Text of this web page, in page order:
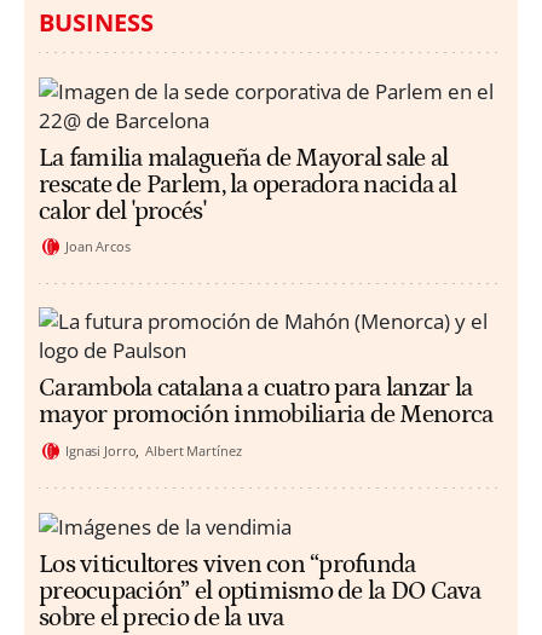
BUSINESS
La familia malagueña de Mayoral sale al
rescate de Parlem, la operadora nacida al
calor del 'procés'
Joan Arcos
Carambola catalana a cuatro para lanzar la
mayor promoción inmobiliaria de Menorca
Ignasi Jorro Albert Martínez
Los viticultores viven con “profunda
preocupación” el optimismo de la DO Cava
sobre el precio de la uva